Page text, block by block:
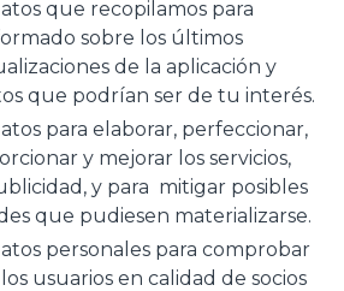
que recopilamos para
sobre los últimos
de la aplicación y
que podrían ser de tu interés.
para elaborar, perfeccionar,
y mejorar los servicios,
y para mitigar posibles
que pudiesen materializarse.
personales para comprobar
usuarios en calidad de socios